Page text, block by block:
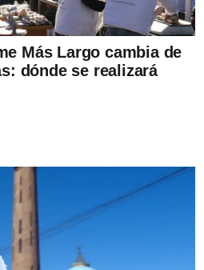
Más Largo cambia de
dónde se realizará